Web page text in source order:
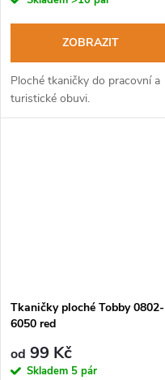
ZOBRAZIT
Ploché tkaničky do pracovní a
turistické obuvi.
Tkaničky ploché Tobby 0802-
6050 red
od 99 Kč
Skladem 5 pár